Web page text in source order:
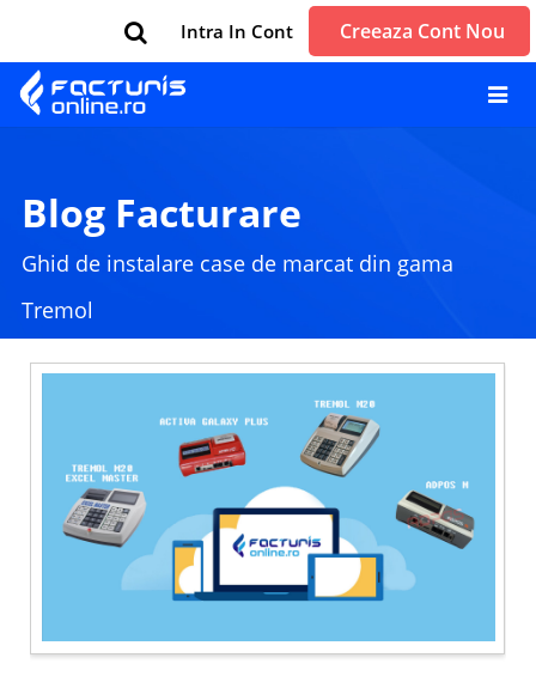
Intra In Cont Creeaza Cont Nou
Blog Facturare
Ghid de instalare case de marcat din gama
Tremol